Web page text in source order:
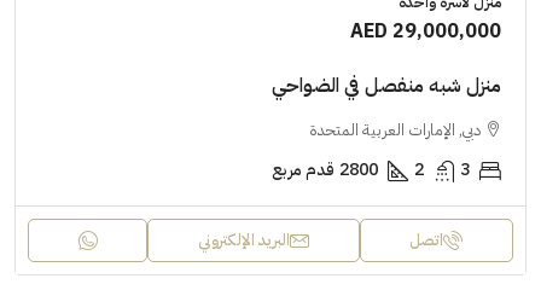
AED 29,000,000
منزل شبه منفصل في الضواحي
دبي, الإمارات العربية المتحدة
3
2
2800 قدم مربع
اتصل البريد الإلكتروني